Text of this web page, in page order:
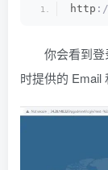
http
你会看到
时提供的 Email